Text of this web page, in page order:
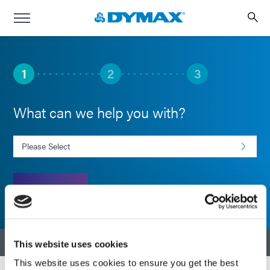
This website uses cookies
This website uses cookies to ensure you get the best
1 2 3
What can we help you with?
Select an Inquiry
NEXT
RETOUR EN HAUT